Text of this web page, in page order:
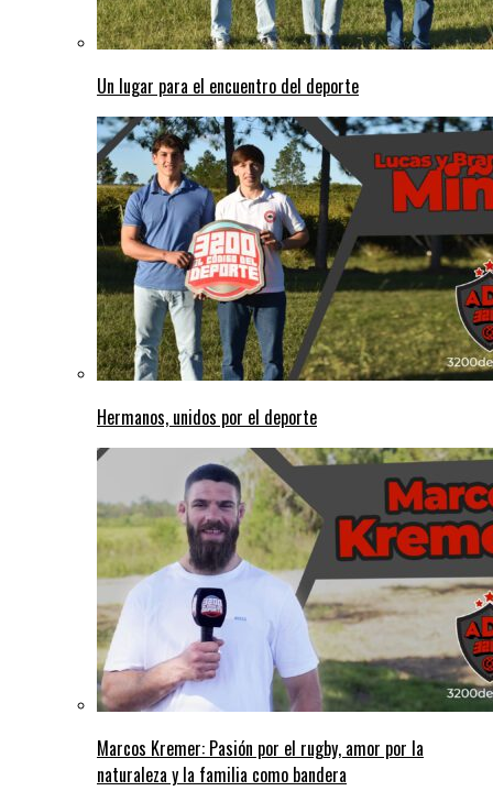
Un lugar para el encuentro del deporte
Hermanos, unidos por el deporte
Marcos Kremer: Pasión por el rugby, amor por la
naturaleza y la familia como bandera